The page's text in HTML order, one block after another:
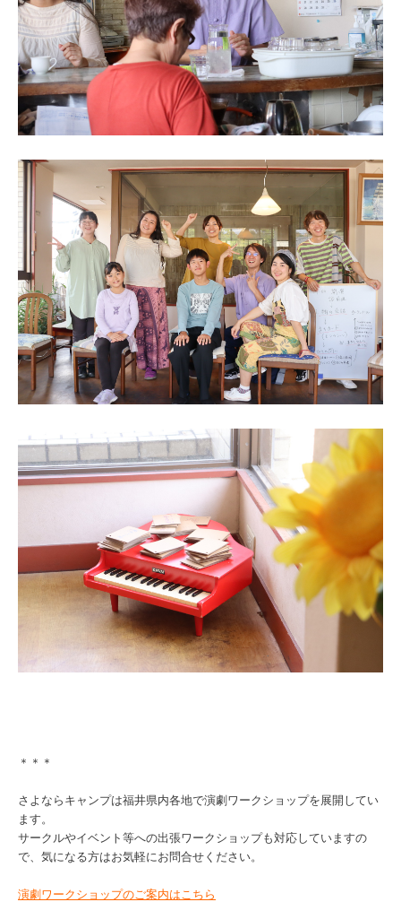
＊＊＊
さよならキャンプは福井県内各地で演劇ワークショップを展開してい
ます。
サークルやイベント等への出張ワークショップも対応していますの
で、気になる方はお気軽にお問合せください。
演劇ワークショップのご案内はこちら